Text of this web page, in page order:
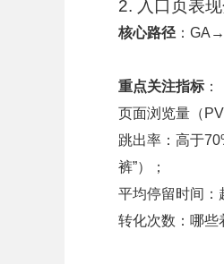
2. 入口页表
核心路径 ：
重点关注指标：
页面浏览量（
跳出率：高于
裤”）；
平均停留时间：
转化次数：哪些